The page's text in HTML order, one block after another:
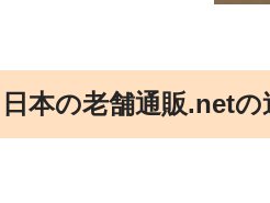
日本の老舗通販.net